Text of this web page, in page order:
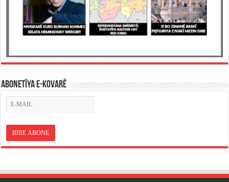
ABONETÎYA E-KOVARÊ